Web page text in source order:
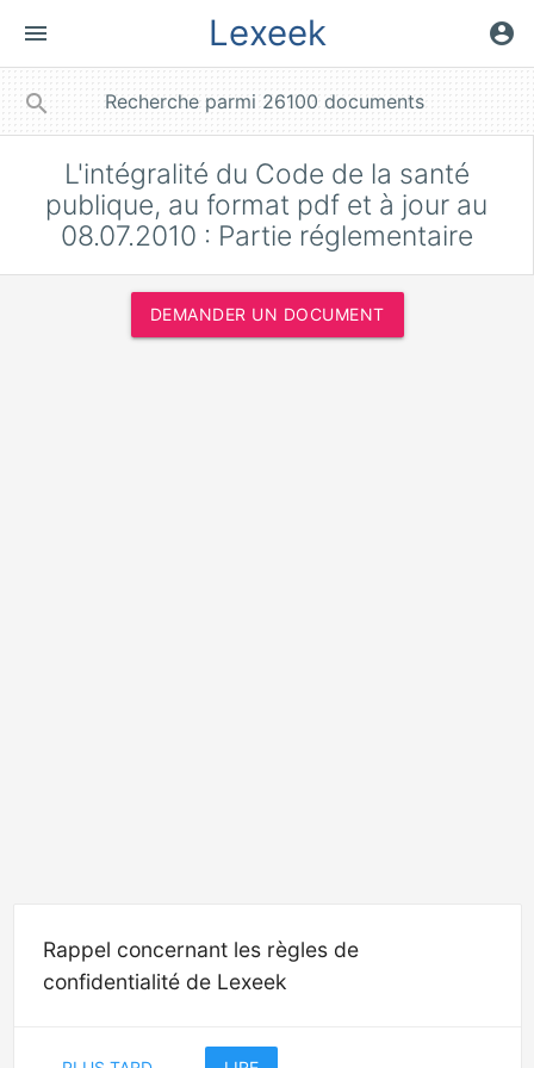
menu Lexeek account_circle
search
L'intégralité du Code de la santé
publique, au format pdf et à jour au
08.07.2010 : Partie réglementaire
DEMANDER UN DOCUMENT
Rappel concernant les règles de
confidentialité de Lexeek